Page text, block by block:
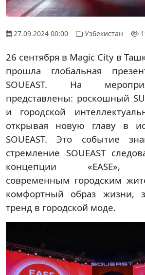
27.09.2024 00:00 Узбекистан
26 сентября в Magic City в
прошла глобальная
SOUEAST. На
представлены: роскошный
и городской
открывая новую главу в
SOUEAST. Это событие
стремление SOUEAST
концепции «EASE»,
современным городским
комфортный образ жизни,
тренд в городской моде.